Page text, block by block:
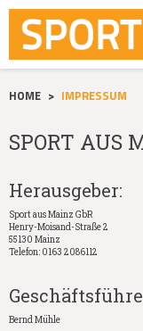
HOME > IMPRESSUM
SPORT AUS
Herausgeber:
Sport aus Mainz GbR
Henry-Moisand-Straße 2
55130 Mainz
Telefon: 0163 2086112
Bernd Mühle